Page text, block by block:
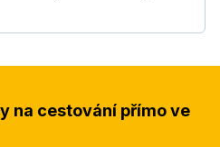
na cestování přímo ve